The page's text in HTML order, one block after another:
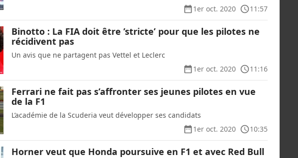
1er oct. 2020
11:57
Binotto : La FIA doit être ’stricte’ pour que les pilotes ne
récidivent pas
Un avis que ne partagent pas Vettel et Leclerc
1er oct. 2020
11:16
Ferrari ne fait pas s’affronter ses jeunes pilotes en vue
de la F1
L’académie de la Scuderia veut développer ses candidats
1er oct. 2020
10:35
Horner veut que Honda poursuive en F1 et avec Red Bull